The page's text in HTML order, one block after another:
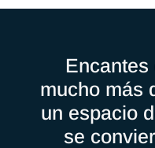
mucho más
un espacio
se